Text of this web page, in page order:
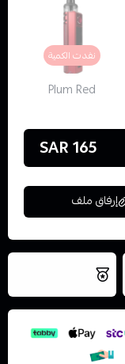
نفدت الكمية
Plum Red
165 SAR
إرفاق ملف
نتميز بلجودة